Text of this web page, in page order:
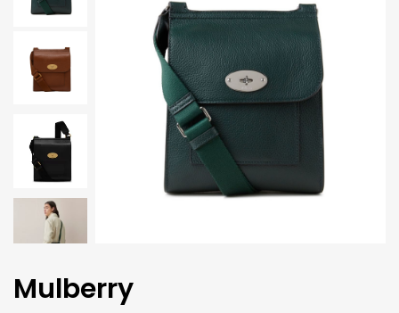
Mulberry